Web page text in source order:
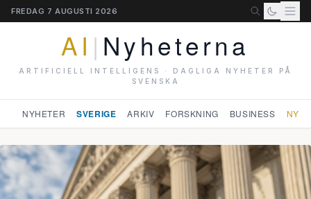
FREDAG 7 AUGUSTI 2026
AI | Nyheterna
ARTIFICIELL INTELLIGENS · DAGLIGA NYHETER PÅ
SVENSKA
NYHETER SVERIGE ARKIV FORSKNING BUSINESS